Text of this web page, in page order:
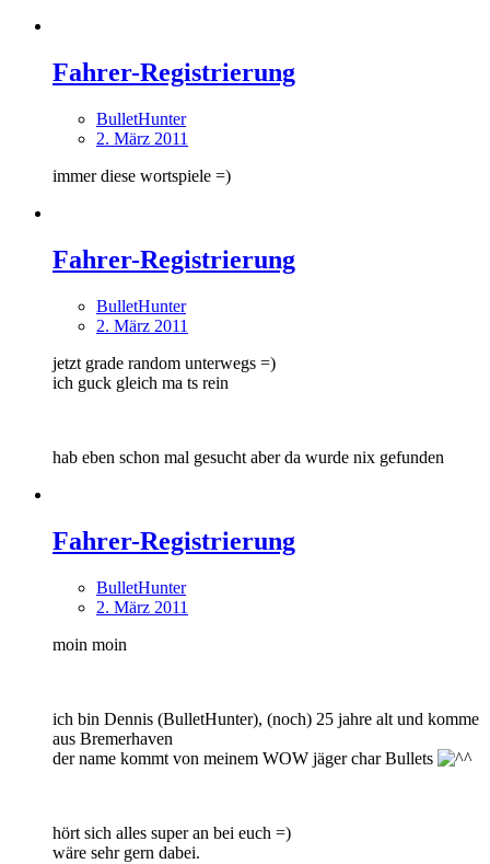
Fahrer-Registrierung
BulletHunter
2. März 2011
immer diese wortspiele =)
Fahrer-Registrierung
BulletHunter
2. März 2011
jetzt grade random unterwegs =)
ich guck gleich ma ts rein
hab eben schon mal gesucht aber da wurde nix gefunden
Fahrer-Registrierung
BulletHunter
2. März 2011
moin moin
ich bin Dennis (BulletHunter), (noch) 25 jahre alt und komme
aus Bremerhaven
der name kommt von meinem WOW jäger char Bullets
hört sich alles super an bei euch =)
wäre sehr gern dabei.